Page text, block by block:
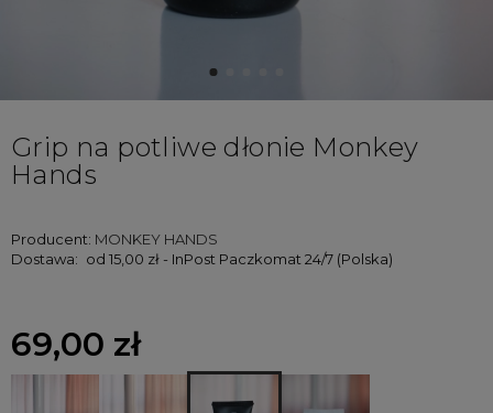
Grip na potliwe dłonie Monkey
Hands
Producent: MONKEY HANDS
Dostawa: od 15,00 zł - InPost Paczkomat 24/7 (Polska)
69,00 zł